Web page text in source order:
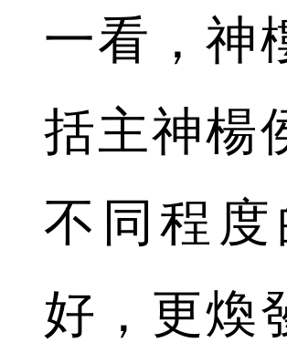
一看，神
括主神楊
不同程
好，更煥